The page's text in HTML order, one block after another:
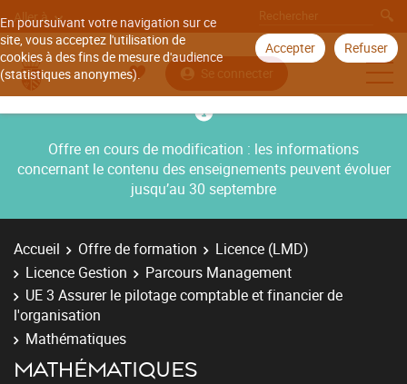
En poursuivant votre navigation sur ce
site, vous acceptez l'utilisation de
cookies à des fins de mesure d'audience
(statistiques anonymes).
Accepter Refuser
Aller à
Se connecter
Offre en cours de modification : les informations
concernant le contenu des enseignements peuvent évoluer
jusqu’au 30 septembre
Accueil Offre de formation
Licence (LMD)
Licence Gestion
Parcours Management
UE 3 Assurer le pilotage comptable et financier de
l'organisation
Mathématiques
MATHÉMATIQUES